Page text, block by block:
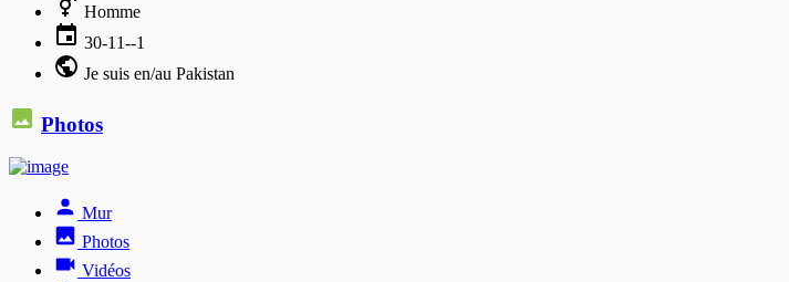
Homme
30-11--1
Je suis en/au Pakistan
Photos
Mur
Photos
Vidéos